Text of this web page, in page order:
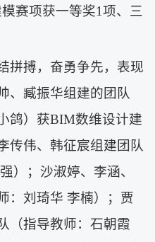
赛项获一等奖1项、三
拼搏，奋勇争先，表现
、臧振华组建的团队
鸽）获BIM数维设计建
传伟、韩征宸组建团队
）；沙淑婷、李涵、
：刘琦华 李楠）；贾
（指导教师：石朝霞